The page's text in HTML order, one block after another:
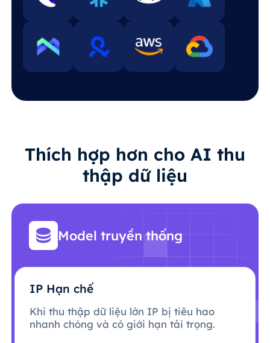
Thích hợp hơn cho AI thu
thập dữ liệu
Model truyền thống
IP Hạn chế
Khi thu thập dữ liệu lớn IP bị tiêu hao
nhanh chóng và có giới hạn tải trọng.